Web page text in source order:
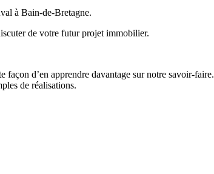
à Bain-de-Bretagne.
de votre futur projet immobilier.
d’en apprendre davantage sur notre savoir-
de réalisations.